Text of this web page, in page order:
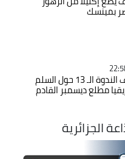
بمينسك
الجزائر تستضيف الندوة الـ 13 حول السلم
مطلع ديسمبر القادم
الجزائرية